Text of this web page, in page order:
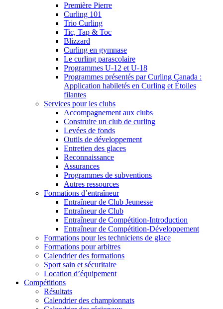
Première Pierre
Curling 101
Trio Curling
Tic, Tap & Toc
Blizzard
Curling en gymnase
Le curling parascolaire
Programmes U-12 et U-18
Programmes présentés par Curling Canada :
Application habiletés en Curling et Étoiles
filantes
Services pour les clubs
Accompagnement aux clubs
Construire un club de curling
Levées de fonds
Outils de développement
Entretien des glaces
Reconnaissance
Assurances
Programmes de subventions
Autres ressources
Formations d’entraîneur
Entraîneur de Club Jeunesse
Entraîneur de Club
Entraîneur de Compétition-Introduction
Entraîneur de Compétition-Développement
Formations pour les techniciens de glace
Formations pour arbitres
Calendrier des formations
Sport sain et sécuritaire
Location d’équipement
Compétitions
Résultats
Calendrier des championnats